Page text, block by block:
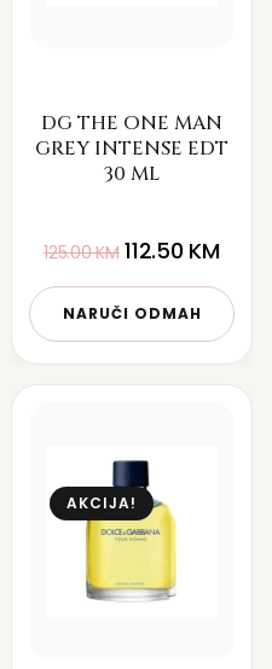
DG THE ONE MAN
GREY INTENSE EDT
30 ML
125.00KM 112.50 KM
NARUČI ODMAH
AKCIJA!